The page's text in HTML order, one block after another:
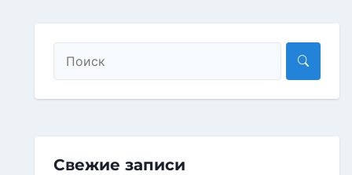
Свежие записи